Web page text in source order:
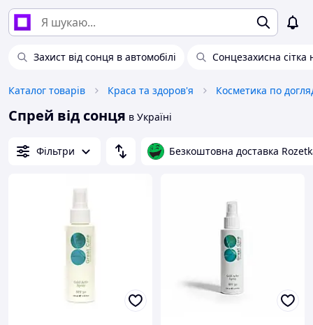
Захист від сонця в автомобілі Сонцезахисна сітка
Каталог товарів Краса та здоров'я Косметика по
Спрей від сонця в Україні
Фільтри Безкоштовна доставка